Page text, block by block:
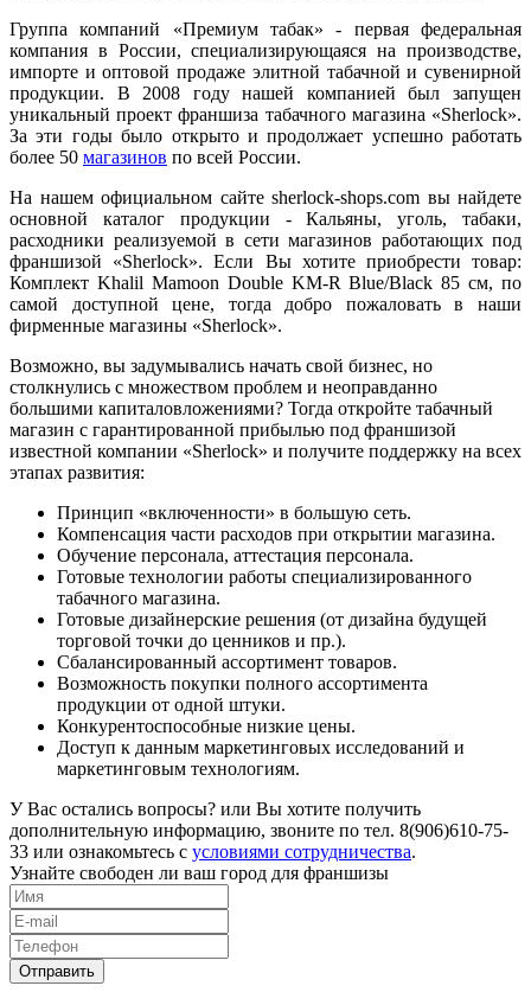
Группа компаний «Премиум табак» - первая федеральная
компания в России, специализирующаяся на производстве,
импорте и оптовой продаже элитной табачной и сувенирной
продукции. В 2008 году нашей компанией был запущен
уникальный проект франшиза табачного магазина «Sherlock».
За эти годы было открыто и продолжает успешно работать
более 50 магазинов по всей России.
На нашем официальном сайте sherlock-shops.com вы найдете
основной каталог продукции - Кальяны, уголь, табаки,
расходники реализуемой в сети магазинов работающих под
франшизой «Sherlock». Если Вы хотите приобрести товар:
Комплект Khalil Mamoon Double KM-R Blue/Black 85 см, по
самой доступной цене, тогда добро пожаловать в наши
фирменные магазины «Sherlock».
Возможно, вы задумывались начать свой бизнес, но
столкнулись с множеством проблем и неоправданно
большими капиталовложениями? Тогда откройте табачный
магазин с гарантированной прибылью под франшизой
известной компании «Sherlock» и получите поддержку на всех
этапах развития:
Принцип «включенности» в большую сеть.
Компенсация части расходов при открытии магазина.
Обучение персонала, аттестация персонала.
Готовые технологии работы специализированного
табачного магазина.
Готовые дизайнерские решения (от дизайна будущей
торговой точки до ценников и пр.).
Сбалансированный ассортимент товаров.
Возможность покупки полного ассортимента
продукции от одной штуки.
Конкурентоспособные низкие цены.
Доступ к данным маркетинговых исследований и
маркетинговым технологиям.
У Вас остались вопросы? или Вы хотите получить
дополнительную информацию, звоните по тел. 8(906)610-75-
33 или ознакомьтесь с условиями сотрудничества.
Узнайте свободен ли ваш город для франшизы